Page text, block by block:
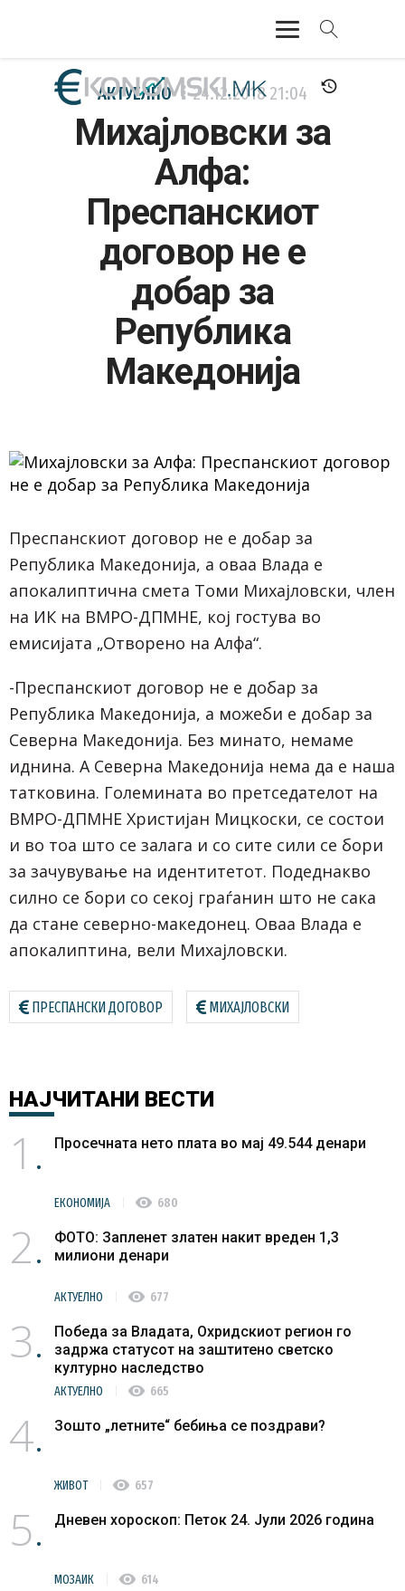
АКТУЕЛНО
ЕКОНОМИЈА
БАНКАРСТВО
ЖИВОТ
МОЗАИК
АКТУЕЛНО 24.12.201821:04
Михајловски за
Алфа:
Преспанскиот
договор не е
добар за
Република
Македонија
Преспанскиот договор не е добар за
Република Македонија, а оваа Влада е
апокалиптична смета Томи Михајловски, член
на ИК на ВМРО-ДПМНЕ, кој гостува во
емисијата „Отворено на Алфа“.
-Преспанскиот договор не е добар за
Република Македонија, а можеби е добар за
Северна Македонија. Без минато, немаме
иднина. А Северна Македонија нема да е наша
татковина. Големината во претседателот на
ВМРО-ДПМНЕ Христијан Мицкоски, се состои
и во тоа што се залага и со сите сили се бори
за зачувување на идентитетот. Подеднакво
силно се бори со секој граѓанин што не сака
да стане северно-македонец. Оваа Влада е
апокалиптина, вели Михајловски.
ПРЕСПАНСКИ ДОГОВОР МИХАЈЛОВСКИ
НАЈЧИТАНИ ВЕСТИ
1 Просечната нето плата во мај 49.544 денари
ЕКОНОМИЈА visibility 680
2
ФОТО: Запленет златен накит вреден 1,3
милиони денари
АКТУЕЛНО visibility 677
3
Победа за Владата, Охридскиот регион го
задржа статусот на заштитено светско
културно наследство
АКТУЕЛНО visibility 665
4 Зошто „летните“ бебиња се поздрави?
ЖИВОТ visibility 657
5 Дневен хороскоп: Петок 24. Јули 2026 година
МОЗАИК visibility 614